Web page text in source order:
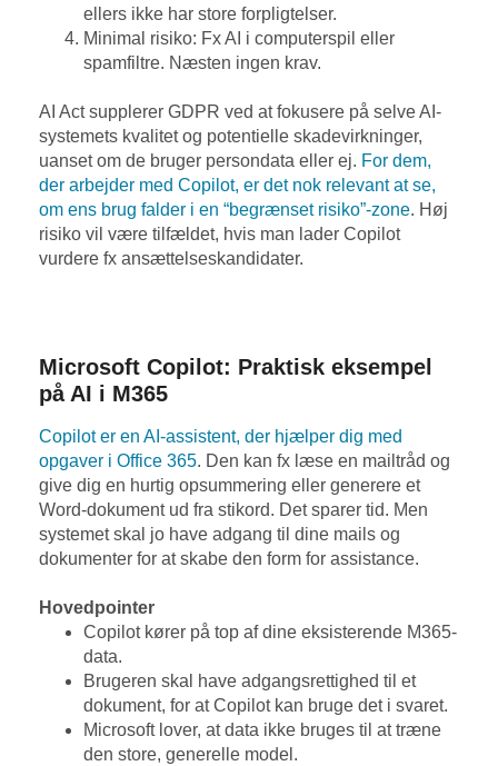
ellers ikke har store forpligtelser.
Minimal risiko: Fx AI i computerspil eller
spamfiltre. Næsten ingen krav.
AI Act supplerer GDPR ved at fokusere på selve AI-
systemets kvalitet og potentielle skadevirkninger,
uanset om de bruger persondata eller ej. For dem,
der arbejder med Copilot, er det nok relevant at se,
om ens brug falder i en “begrænset risiko”-zone. Høj
risiko vil være tilfældet, hvis man lader Copilot
vurdere fx ansættelseskandidater.
Microsoft Copilot: Praktisk eksempel
på AI i M365
Copilot er en AI-assistent, der hjælper dig med
opgaver i Office 365. Den kan fx læse en mailtråd og
give dig en hurtig opsummering eller generere et
Word-dokument ud fra stikord. Det sparer tid. Men
systemet skal jo have adgang til dine mails og
dokumenter for at skabe den form for assistance.
Hovedpointer
Copilot kører på top af dine eksisterende M365-
data.
Brugeren skal have adgangsrettighed til et
dokument, for at Copilot kan bruge det i svaret.
Microsoft lover, at data ikke bruges til at træne
den store, generelle model.